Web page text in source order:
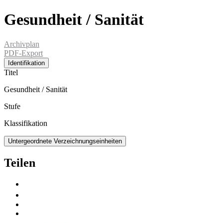
Gesundheit / Sanität
Archivplan
PDF-Export
Identifikation
Titel
Gesundheit / Sanität
Stufe
Klassifikation
Untergeordnete Verzeichnungseinheiten
Teilen